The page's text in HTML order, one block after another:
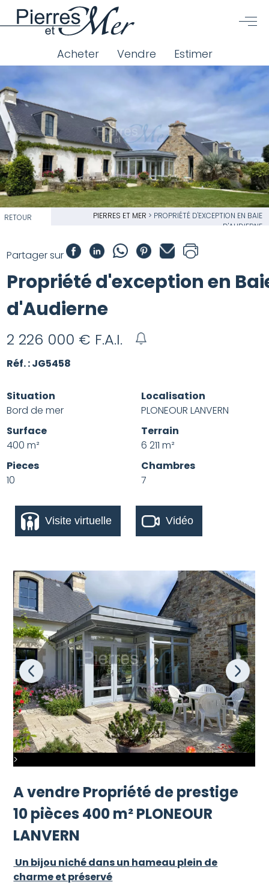
Acheter Vendre Estimer
RETOUR PIERRES ET MER > PROPRIÉTÉ D'EXCEPTION EN BAIE
D'AUDIERNE
Partager sur
Propriété d'exception en
d'Audierne
2 226 000 € F.A.I.
Réf. : JG5458
Situation
Bord de mer
Localisation
PLONEOUR LANVERN
Surface
400 m²
Terrain
6 211 m²
Pieces
10
Chambres
7
Visite virtuelle Vidéo
>
A vendre Propriété de prestige
10 pièces 400 m² PLONEOUR
LANVERN
Un bijou niché dans un hameau plein de
charme et préservé